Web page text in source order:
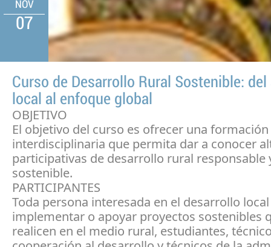
NOV
07
Curso de Desarrollo Rural Sostenible:
local al enfoque global
OBJETIVO
El objetivo del curso es ofrecer una formación
interdisciplinaria que permita dar a conocer
participativas de desarrollo rural responsable
sostenible.
PARTICIPANTES
Toda persona interesada en el desarrollo
implementar o apoyar proyectos sostenibles
realicen en el medio rural, estudiantes,